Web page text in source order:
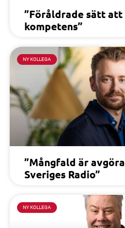
”Föråldrade sätt att
kompetens”
NY KOLLEGA
”Mångfald är
Sveriges Radio”
NY KOLLEGA